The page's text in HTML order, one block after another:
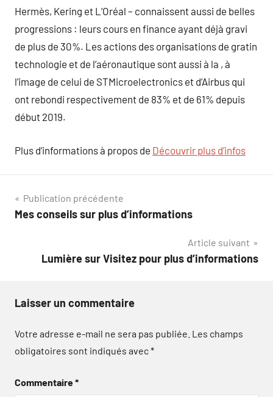
Hermès, Kering et L’Oréal – connaissent aussi de belles
progressions : leurs cours en finance ayant déjà gravi
de plus de 30%. Les actions des organisations de gratin
technologie et de l’aéronautique sont aussi à la , à
l’image de celui de STMicroelectronics et d’Airbus qui
ont rebondi respectivement de 83% et de 61% depuis
début 2019.
Plus d’informations à propos de Découvrir plus d’infos
Navigation
de
Publication précédente
Mes conseils sur plus d’informations
Article suivant
Lumière sur Visitez pour plus d’informations
Laisser un commentaire
Votre adresse e-mail ne sera pas publiée. Les champs
obligatoires sont indiqués avec*
Commentaire*